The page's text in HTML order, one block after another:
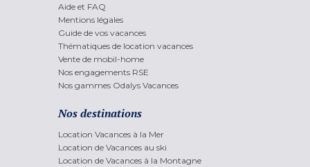
Aide et FAQ
Mentions légales
Guide de vos vacances
Thématiques de location vacances
Vente de mobil-home
Nos engagements RSE
Nos gammes Odalys Vacances
Nos destinations
Location Vacances à la Mer
Location de Vacances au ski
Location de Vacances à la Montagne